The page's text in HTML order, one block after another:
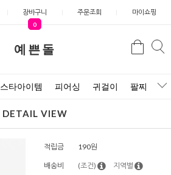
장바구니
0
주문조회 마이쇼핑
예쁜돌 검색
스타아이템 피어싱 귀걸이 팔찌 목
DETAIL VIEW
적립금 190원
배송비 (조건) 지역별